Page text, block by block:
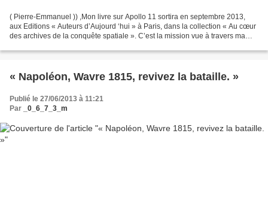
( Pierre-Emmanuel )) ,Mon livre sur Apollo 11 sortira en septembre 2013,
aux Editions « Auteurs d’Aujourd ‘hui » à Paris, dans la collection « Au cœur
des archives de la conquête spatiale ». C’est la mission vue à travers ma
« Napoléon, Wavre 1815, revivez la bataille. »
Publié le 27/06/2013 à 11:21
Par
_0_6_7_3_m